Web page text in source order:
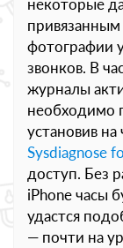
некоторые
фотографии
звонков. В
журналы
необходимо
установив
Sysdiagnose
доступ. Без
iPhone часы
удастся
— почти на